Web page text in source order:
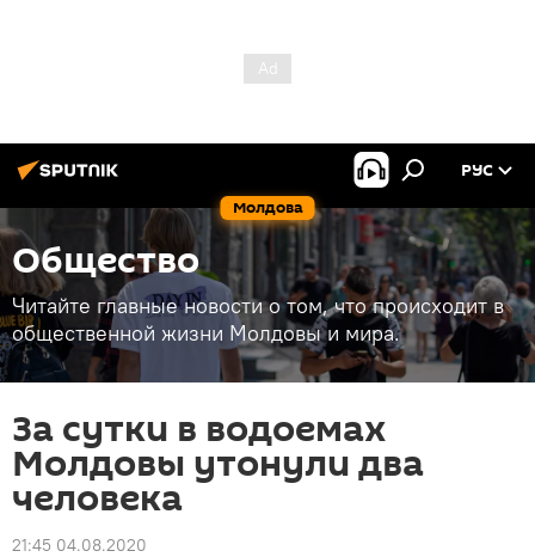
Молдова
РУС
Общество
Читайте главные новости о том, что происходит в
общественной жизни Молдовы и мира.
За сутки в водоемах
Молдовы утонули два
человека
21:45 04.08.2020